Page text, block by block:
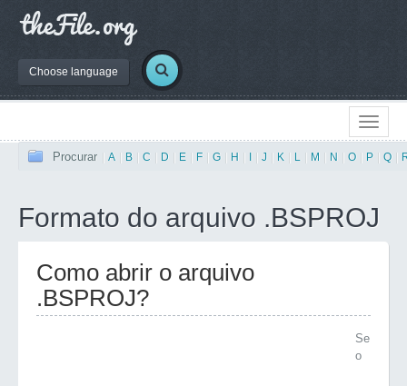
Choose language
Procurar A B C D E F G H J K L M N O P Q
Formato do arquivo .BSPROJ
Como abrir o arquivo
.BSPROJ?
Se
o